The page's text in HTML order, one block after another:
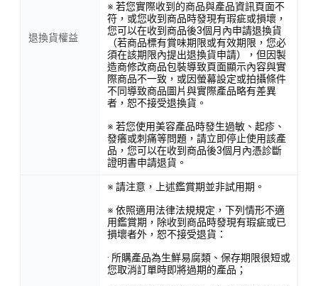
退換貨權益
※ 若您實際收到的商品與產品資訊頁面不
符，或您收到商品時發現有瑕疵或損壞，
您可以在收到商品後3個月內申請退換貨
（若商品標有賞味期限或有效期限，您必
須在該期限內提出退換貨申請），但因製
造商修改商品包裝導致頁面顯示內容與實
際商品不一致，或因螢幕設定或拍攝條件
不同導致商品圖片與實際產品略有差異
者，恕不接受退換貨。
※ 若您使用美容產品時發生過敏、起疹、
發癢或刺痛等問題，請立即停止使用該產
品，您可以在收到商品後3個月內憑診斷
證明書申請退貨。
※ 請注意，上述鑑賞期並非試用期。
※ 依照適用法律法規規定，下列情形不適
用鑑賞期，除收到商品時發現有瑕疵或已
損壞者外，恕不接受退貨：
· 所購產品為生鮮易腐類、保存期限很短或
您取消訂單時即將過期的產品；